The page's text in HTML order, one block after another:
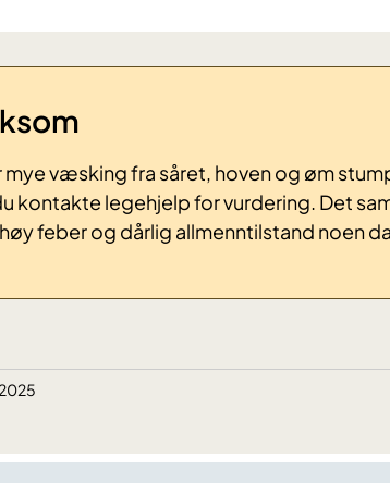
væsking fra såret, hoven og øm
kontakte legehjelp for vurdering. Det
feber og dårlig allmenntilstand noen